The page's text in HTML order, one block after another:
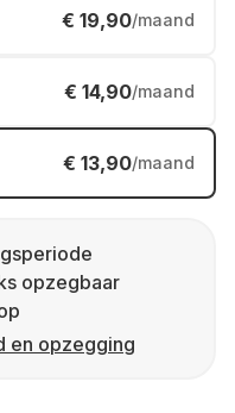
€ 19,90/maand
€ 14,90/maand
€ 13,90/maand
opzegbaar
en opzegging